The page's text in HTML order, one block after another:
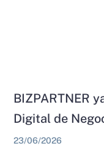
BIZPARTNER
Digital de
23/06/2026